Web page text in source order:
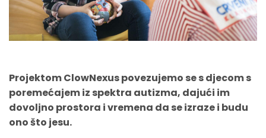
Projektom ClowNexus povezujemo se s djecom s
poremećajem iz spektra autizma, dajući im
dovoljno prostora i vremena da se izraze i budu
ono što jesu.